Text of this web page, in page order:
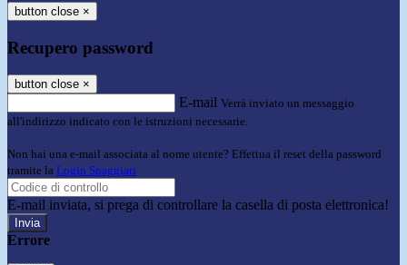
button close ×
Recupero password
button close ×
E-mail Verrà inviato un messaggio
all'indirizzo indicato con le istruzioni necessarie.
Non hai una e-mail associata al nome utente? Effettua il reset della password
tramite la Login Spaggiari
E-mail inviata, si prega di controllare la casella di posta elettronica!
Errore